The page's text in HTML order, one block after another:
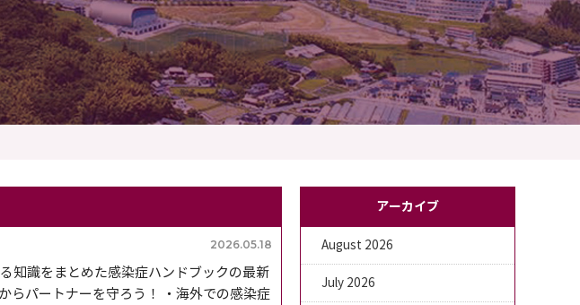
2026.05.18
知識をまとめた感染症ハンドブックの最新
らパートナーを守ろう！ ・海外での感染症
アーカイブ
August 2026
July 2026